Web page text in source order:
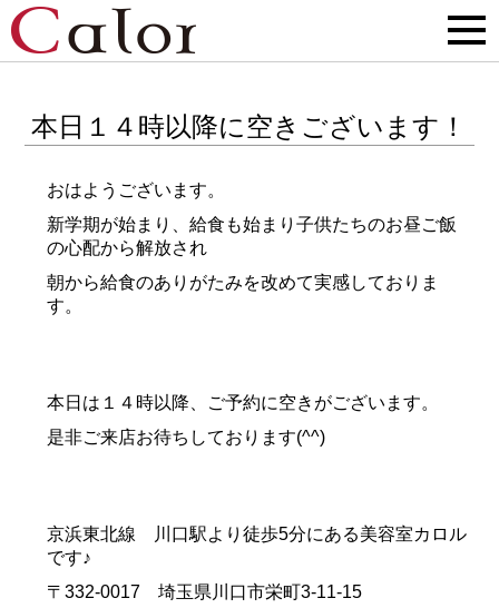
本日１４時以降に空きございます！
おはようございます。
新学期が始まり、給食も始まり子供たちのお昼ご飯
の心配から解放され
朝から給食のありがたみを改めて実感しておりま
す。
本日は１４時以降、ご予約に空きがございます。
是非ご来店お待ちしております(^^)
京浜東北線 川口駅より徒歩5分にある美容室カロル
です♪
〒332-0017 埼玉県川口市栄町3-11-15